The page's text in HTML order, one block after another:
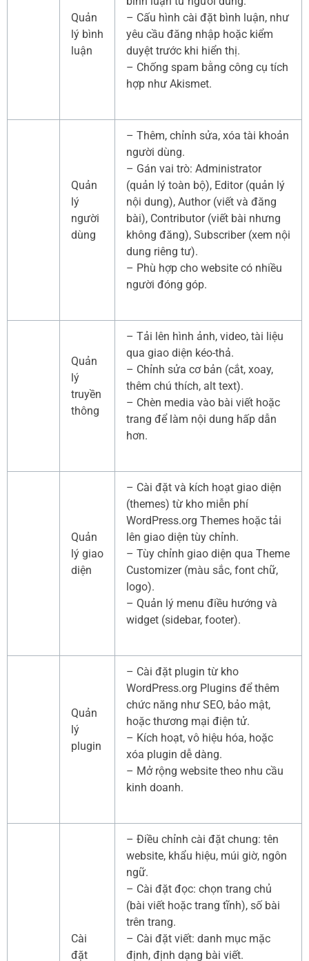
Quản
lý bình
luận
– Cấu hình cài đặt bình luận, như
yêu cầu đăng nhập hoặc kiểm
duyệt trước khi hiển thị.
– Chống spam bằng công cụ tích
hợp như Akismet.
Quản
lý
người
dùng
– Thêm, chỉnh sửa, xóa tài khoản
người dùng.
– Gán vai trò: Administrator
(quản lý toàn bộ), Editor (quản lý
nội dung), Author (viết và đăng
bài), Contributor (viết bài nhưng
không đăng), Subscriber (xem nội
dung riêng tư).
– Phù hợp cho website có nhiều
người đóng góp.
Quản
lý
truyền
thông
– Tải lên hình ảnh, video, tài liệu
qua giao diện kéo-thả.
– Chỉnh sửa cơ bản (cắt, xoay,
thêm chú thích, alt text).
– Chèn media vào bài viết hoặc
trang để làm nội dung hấp dẫn
hơn.
Quản
lý giao
diện
– Cài đặt và kích hoạt giao diện
(themes) từ kho miễn phí
WordPress.org Themes hoặc tải
lên giao diện tùy chỉnh.
– Tùy chỉnh giao diện qua Theme
Customizer (màu sắc, font chữ,
logo).
– Quản lý menu điều hướng và
widget (sidebar, footer).
Quản
lý
plugin
– Cài đặt plugin từ kho
WordPress.org Plugins để thêm
chức năng như SEO, bảo mật,
hoặc thương mại điện tử.
– Kích hoạt, vô hiệu hóa, hoặc
xóa plugin dễ dàng.
– Mở rộng website theo nhu cầu
kinh doanh.
Cài
đặt
– Điều chỉnh cài đặt chung: tên
website, khẩu hiệu, múi giờ, ngôn
ngữ.
– Cài đặt đọc: chọn trang chủ
(bài viết hoặc trang tĩnh), số bài
trên trang.
– Cài đặt viết: danh mục mặc
định, định dạng bài viết.